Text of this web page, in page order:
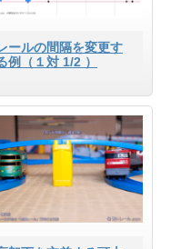
ールの間隔を変更す
例（１対 1/2 ）